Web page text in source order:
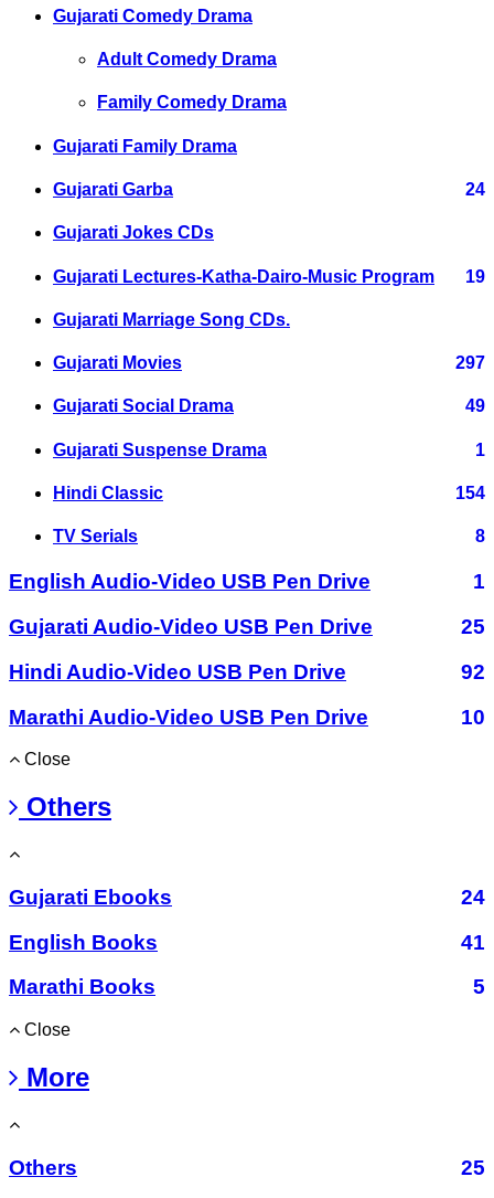
Gujarati Comedy Drama
Adult Comedy Drama
Family Comedy Drama
Gujarati Family Drama
Gujarati Garba 24
Gujarati Jokes CDs
Gujarati Lectures-Katha-Dairo-Music Program 19
Gujarati Marriage Song CDs.
Gujarati Movies 297
Gujarati Social Drama 49
Gujarati Suspense Drama 1
Hindi Classic 154
TV Serials 8
English Audio-Video USB Pen Drive
1
Gujarati Audio-Video USB Pen Drive
25
Hindi Audio-Video USB Pen Drive
92
Marathi Audio-Video USB Pen Drive
10
Close
Others
Gujarati Ebooks
24
English Books
41
Marathi Books
5
Close
More
Others 25